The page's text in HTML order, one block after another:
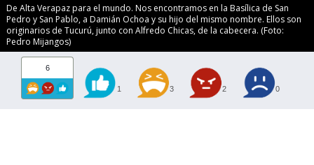
De Alta Verapaz para el mundo. Nos encontramos en la Basílica de San
Pedro y San Pablo, a Damián Ochoa y su hijo del mismo nombre. Ellos son
originarios de Tucurú, junto con Alfredo Chicas, de la cabecera. (Foto:
Pedro Mijangos)
6
1 3 2 0